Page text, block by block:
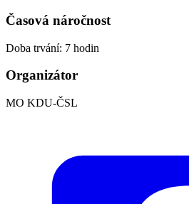
Časová náročnost
Doba trvání: 7 hodin
Organizátor
MO KDU-ČSL